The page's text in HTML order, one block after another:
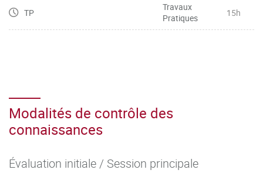
TP
Travaux
Pratiques
15h
Modalités de contrôle des
connaissances
Évaluation initiale / Session principale